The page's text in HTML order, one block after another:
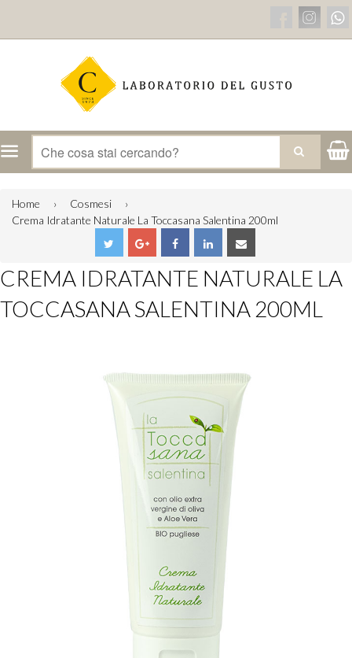
Menu CERCA
Home › Cosmesi
›
Crema Idratante Naturale La Toccasana Salentina 200ml
CREMA IDRATANTE NATURALE LA
TOCCASANA SALENTINA 200ML